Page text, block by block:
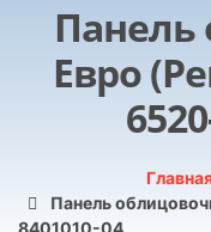
Панель
Евро
Панель
8401010-04